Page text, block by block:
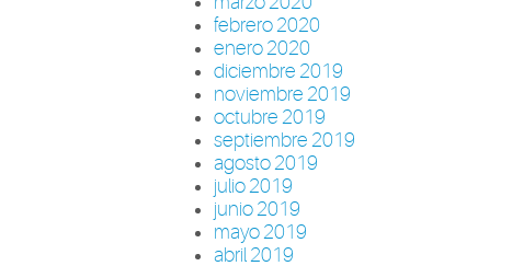
febrero 2020
enero 2020
diciembre 2019
noviembre 2019
octubre 2019
septiembre 2019
agosto 2019
julio 2019
junio 2019
mayo 2019
abril 2019